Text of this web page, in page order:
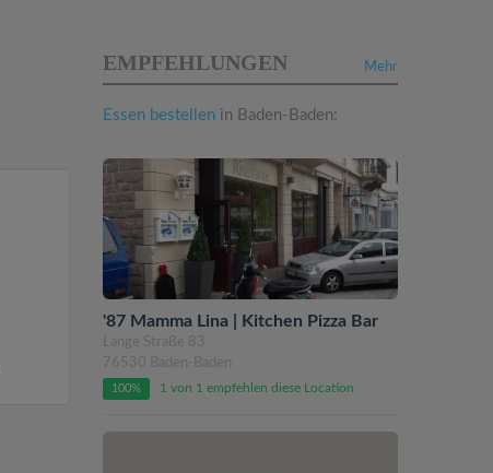
Mehr
EMPFEHLUNGEN
Essen bestellen in Baden-Baden:
'87 Mamma Lina | Kitchen Pizza Bar
Lange Straße 83
76530 Baden-Baden
100% 1 von 1 empfehlen diese Location